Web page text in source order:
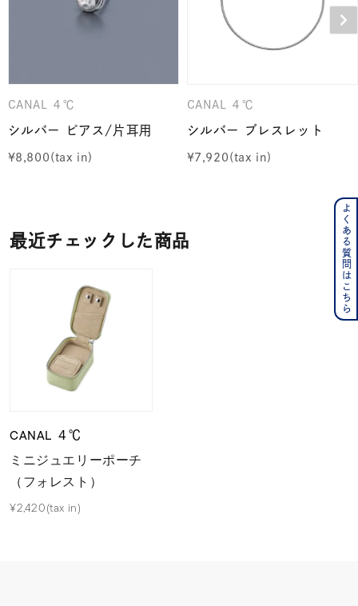
CANAL ４℃
シルバー ピアス/片耳用
¥8,800
CANAL ４℃
シルバー ブレスレット
¥7,920
最近チェックした商品
CANAL ４℃
ミニジュエリーポーチ
（フォレスト）
¥2,420(tax in)
よくある質問はこちら